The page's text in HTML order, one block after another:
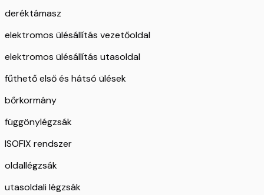
deréktámasz
elektromos ülésállítás vezetőoldal
elektromos ülésállítás utasoldal
fűthető első és hátsó ülések
bőrkormány
függönylégzsák
ISOFIX rendszer
oldallégzsák
utasoldali légzsák